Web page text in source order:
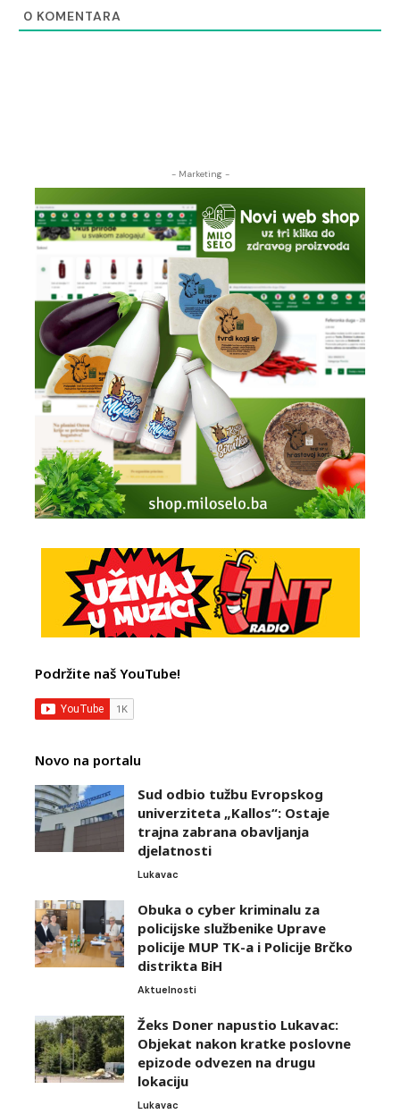
0 KOMENTARA
- Marketing -
Podržite naš YouTube!
Novo na portalu
Sud odbio tužbu Evropskog
univerziteta „Kallos“: Ostaje
trajna zabrana obavljanja
djelatnosti
Lukavac
Obuka o cyber kriminalu za
policijske službenike Uprave
policije MUP TK-a i Policije Brčko
distrikta BiH
Aktuelnosti
Žeks Doner napustio Lukavac:
Objekat nakon kratke poslovne
epizode odvezen na drugu
lokaciju
Lukavac